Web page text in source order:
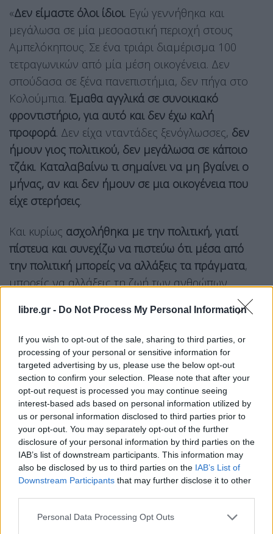
libre.gr - Do Not Process My Personal Information
If you wish to opt-out of the sale, sharing to third parties, or
processing of your personal or sensitive information for
targeted advertising by us, please use the below opt-out
section to confirm your selection. Please note that after your
opt-out request is processed you may continue seeing
interest-based ads based on personal information utilized by
us or personal information disclosed to third parties prior to
your opt-out. You may separately opt-out of the further
disclosure of your personal information by third parties on the
IAB’s list of downstream participants. This information may
also be disclosed by us to third parties on the IAB’s List of
Downstream Participants that may further disclose it to other
Personal Data Processing Opt Outs
«Δεν είμαστε όλοι ίδιοι. Εγώ γεννήθηκα και
μεγάλωσα σε μία μεσοαστική περιοχή στους
Αμπελόκηπους. Σε ένα τριάρι διαμέρισμα 100
τετραγωνικών από μία μέση οικογένεια. Δεν
σπούδασα σε ξένα πανεπιστήμια, δεν πήγα στο
Κολούμπια. Έμαθα αγγλικά σε συνοικιακό
φροντιστήριο, για αυτό και δεν έχω καλή
προφορά. Δεν είχα νταντάδες ξενόγλωσσες, δεν
ήμουν γιος πολιτικού, δεν μεγάλωσα σε κάποιο
τζάκι. Καταλαβαίνω τι σημαίνει να μη βγαίνει ο
μήνας, αν και δεν ήμουν σε μια οικογένεια που
είχε στερήσεις.
Και κυρίως ασχολήθηκα με την πολιτική, γιατί
πίστευα και συνεχίζω να πιστεύω ότι μέσα από
την πολιτική μπορείς να αλλάξεις τα πράγματα,
μπορείς να αλλάξεις τη ζωή των ανθρώπων.
Δεν είμαστε όλοι ίδιοι, δεν ήμουν γιος πολιτικού, δεν
Ασχολήθηκα με την πολιτική γιατί πίστευα και
συνεχίζω να πιστεύω ότι μέσα απ’την πολιτική μπορείς
να αλλάξεις τα πράγματα, μπορείς να αλλάξεις τη ζωή
των ανθρώπων.pic.twitter.com/7kv2GNjnVm
— Αλέξης Τσίπρας – Alexis Tsipras (@atsipras)June 12,
2026
Ασχολήθηκα με την πολιτική από όραμα , όχι γιατί
πίστευα ότι θα γίνω πρωθυπουργός, υπουργός,
βουλευτής. Μου ήταν πάρα πολύ ξένα όλα αυτά.